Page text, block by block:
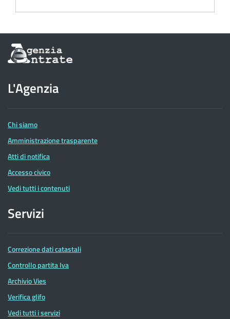
Informazioni
sul
dell'Agenzia
delle
Entrate
L'Agenzia
Chi siamo
Amministrazione trasparente
Atti di notifica
Accesso civico
Vedi tutti i contenuti
Servizi
Correzione dati catastali
Controllo partita Iva
Archivio Vies
Verifica glifo
Vedi tutti i servizi